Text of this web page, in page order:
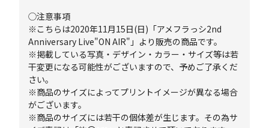
◯注意事項
※こちらは2020年11月15日(日)「アメフラっシ2nd
Anniversary Live"ON AIR"」より販売の商品です。
※掲載している写真・デザイン・カラー・サイズ等は若
干変更になる可能性がございますので、予めご了承くだ
さい。
※商品のサイズによってプリントイメージが異なる場合
がございます。
※商品のサイズには若干の個体差が生じます。その為サ